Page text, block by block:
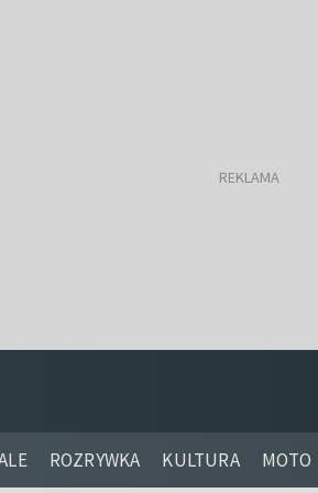
ROZRYWKA KULTURA MOTO